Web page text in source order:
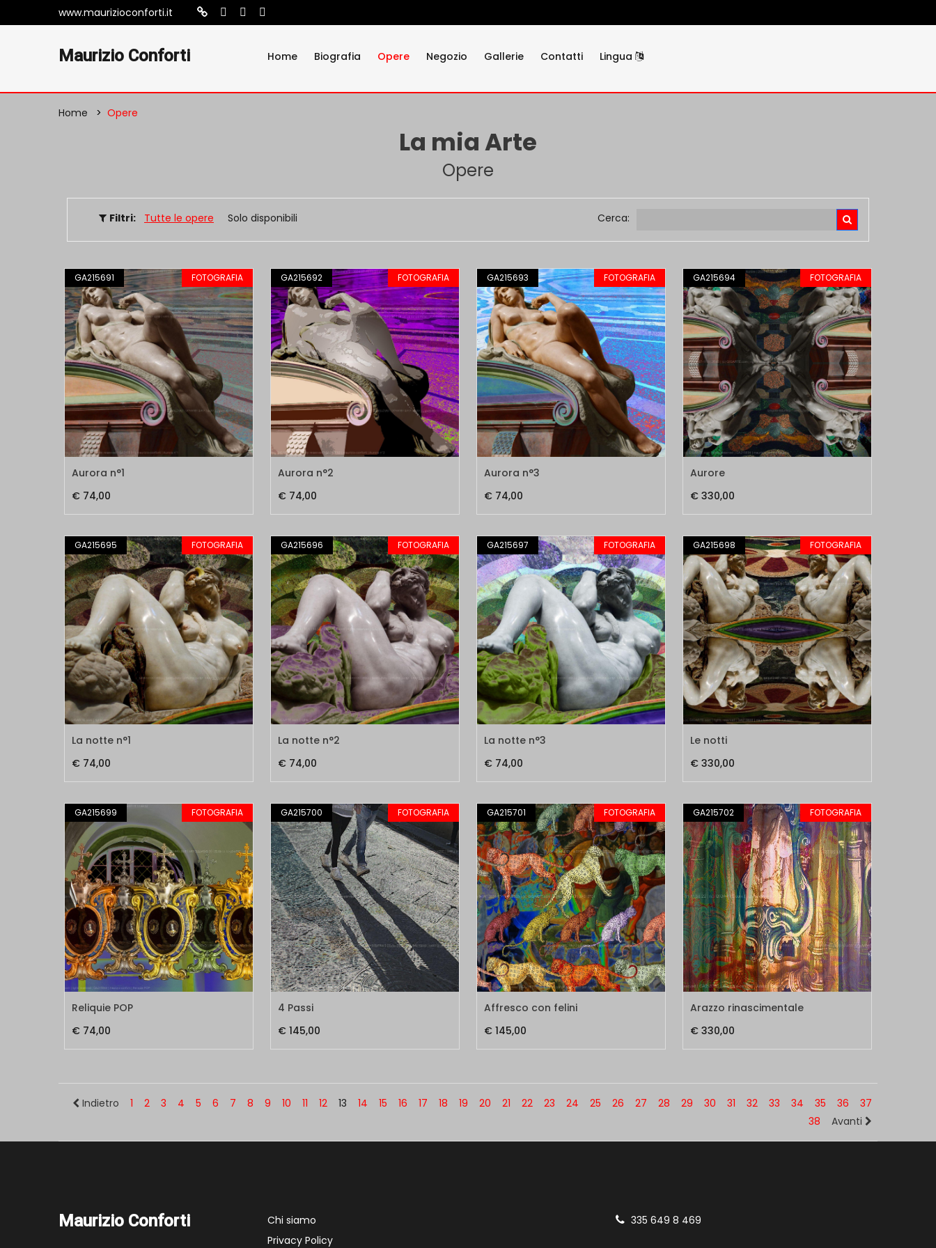
www.maurizioconforti.it
Maurizio Conforti Home Biografia Opere Negozio Gallerie Contatti Lingua
Home Opere
La mia Arte
Opere
Filtri: Tutte le opere Solo disponibili Cerca:
GA215691 FOTOGRAFIA
Aurora n°1
€ 74,00
GA215692 FOTOGRAFIA
Aurora n°2
€ 74,00
GA215693 FOTOGRAFIA
Aurora n°3
€ 74,00
GA215694 FOTOGRAFIA
Aurore
€ 330,00
GA215695 FOTOGRAFIA
La notte n°1
€ 74,00
GA215696 FOTOGRAFIA
La notte n°2
€ 74,00
GA215697 FOTOGRAFIA
La notte n°3
€ 74,00
GA215698 FOTOGRAFIA
Le notti
€ 330,00
GA215699 FOTOGRAFIA
Reliquie POP
€ 74,00
GA215700 FOTOGRAFIA
4 Passi
€ 145,00
GA215701 FOTOGRAFIA
Affresco con felini
€ 145,00
GA215702 FOTOGRAFIA
Arazzo rinascimentale
€ 330,00
Indietro 1 2 3 4 5 6 7 8 9 10 11 12 13 14 15 16 17 18 19 20 21 22 23 24 25 26 27 28 29 30 31 32 33 34 35 36
37
38
Avanti
Maurizio Conforti
Chi siamo
Privacy Policy
335 649 8 469